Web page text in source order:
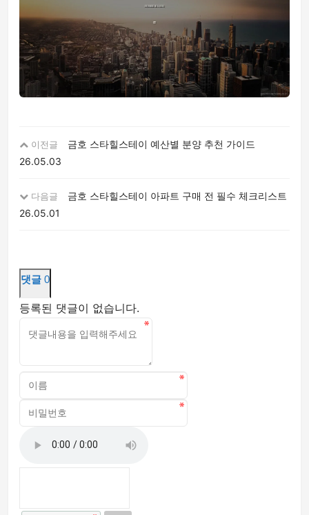
이전글
금호 스타힐스테이 예산별 분양 추천 가이드
26.05.03
다음글
금호 스타힐스테이 아파트 구매 전 필수 체크리스트
26.05.01
댓글 0
등록된 댓글이 없습니다.